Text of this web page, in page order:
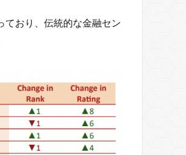
ており、伝統的な金融セン